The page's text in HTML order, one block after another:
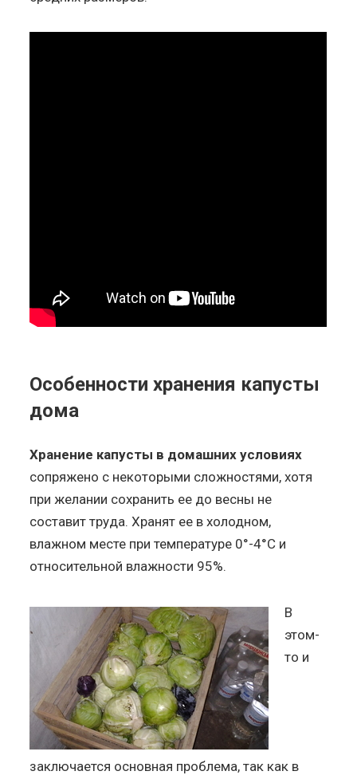
Особенности хранения капусты
дома
Хранение капусты в домашних условиях
сопряжено с некоторыми сложностями, хотя
при желании сохранить ее до весны не
составит труда. Хранят ее в холодном,
влажном месте при температуре 0°-4°C и
относительной влажности 95%.
В
этом-
то и
заключается основная проблема, так как в